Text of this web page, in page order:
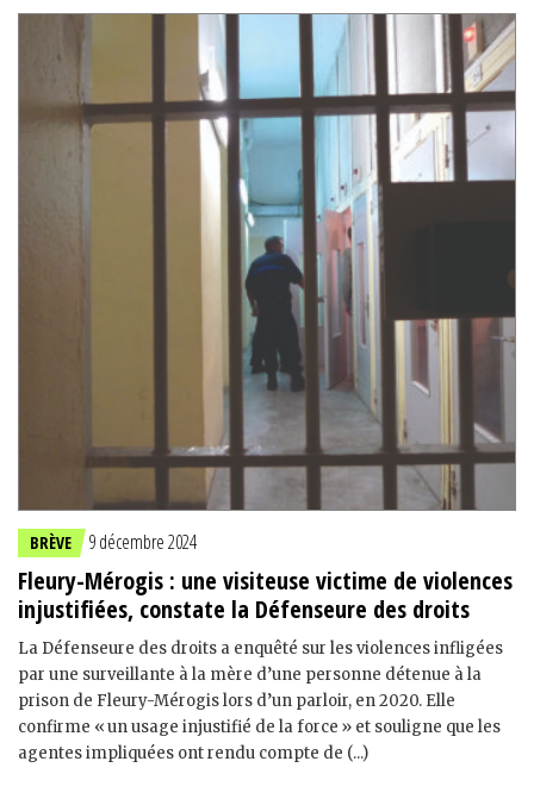
BRÈVE 9 décembre 2024
Fleury-Mérogis : une visiteuse victime de violences
injustifiées, constate la Défenseure des droits
La Défenseure des droits a enquêté sur les violences infligées
par une surveillante à la mère d’une personne détenue à la
prison de Fleury-Mérogis lors d’un parloir, en 2020. Elle
confirme « un usage injustifié de la force » et souligne que les
agentes impliquées ont rendu compte de (...)